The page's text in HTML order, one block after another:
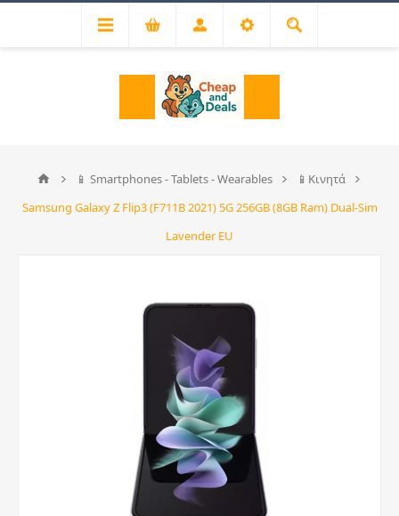
📱 Smartphones - Tablets - Wearables
📱Κινητά
Samsung Galaxy Z Flip3 (F711B 2021) 5G 256GB (8GB Ram) Dual-Sim
Lavender EU